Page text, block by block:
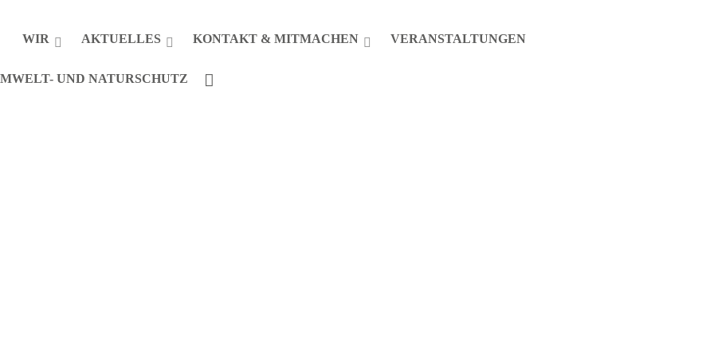
WIR AKTUELLES KONTAKT & MITMACHEN VERANSTALTUNGEN
UND NATURSCHUTZ